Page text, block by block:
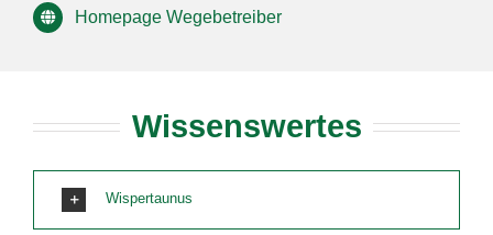
Homepage Wegebetreiber
Wissenswertes
Wispertaunus